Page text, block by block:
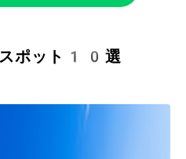
スポット10選